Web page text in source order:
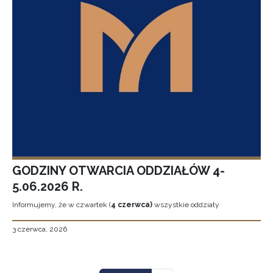
GODZINY OTWARCIA ODDZIAŁÓW 4-
5.06.2026 R.
Informujemy, że w czwartek (4 czerwca) wszystkie oddziały
3 czerwca, 2026